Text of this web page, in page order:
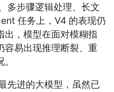
多步骤逻辑处理、长文
任务上，V4 的表现仍
出，模型在面对模糊指
容易出现推理断裂、重
。
先进的大模型，虽然已